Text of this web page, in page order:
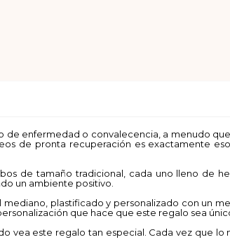
enfermedad o convalecencia, a menudo
de pronta recuperación es exactamente
de tamaño tradicional, cada uno lleno de
un ambiente positivo.
plastificado y personalizado con un
que hace que este regalo sea
vea este regalo tan especial. Cada vez que